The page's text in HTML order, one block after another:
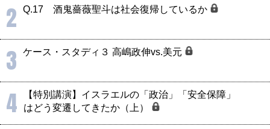
2 Q.17 酒鬼薔薇聖斗は社会復帰しているか
3 ケース・スタディ３ 高嶋政伸vs.美元
4
【特別講演】イスラエルの「政治」「安全保障」
はどう変遷してきたか（上）